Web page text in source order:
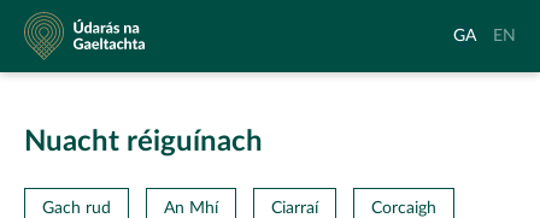
Údarás
na
Gaeltachta
Aistrigh
Gaeilge
GA
to
EN
Nuacht réiguínach
Gach rud An Mhí Ciarraí Corcaigh